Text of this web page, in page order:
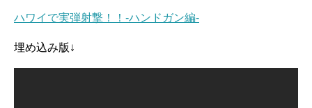
ハワイで実弾射撃！！-ハンドガン編-
埋め込み版↓